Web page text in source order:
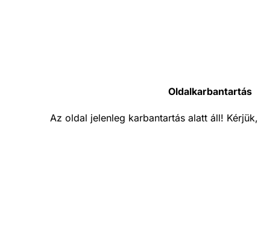
Oldalkarbantartás
Az oldal jelenleg karbantartás alatt áll!